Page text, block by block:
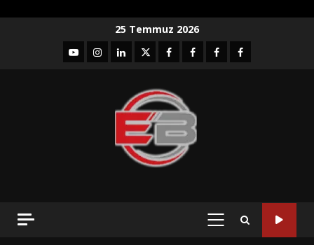
25 Temmuz 2026
YouTubeInstagram
LinkedIntwitterfacebook-Facebook-
Facebook-Facebook-
PRIMARY